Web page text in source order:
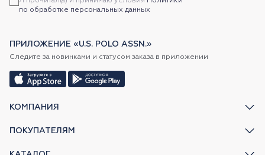
КОМПАНИЯ
ПОКУПАТЕЛЯМ
по обработке персональных данных
ПРИЛОЖЕНИЕ «U.S. POLO ASSN.»
Следите за новинками и статусом заказа в приложении